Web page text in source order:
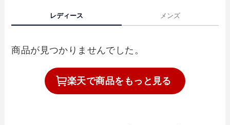
レディース メンズ
商品が見つかりませんでした。
楽天で商品を もっと見る